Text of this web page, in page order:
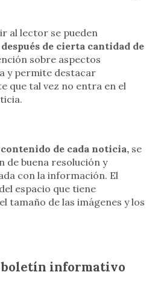
al lector se pueden
de cierta cantidad de
sobre aspectos
y permite destacar
que tal vez no entra en el
de cada noticia, se
de buena resolución y
con la información. El
espacio que tiene
tamaño de las imágenes y los
boletín informativo